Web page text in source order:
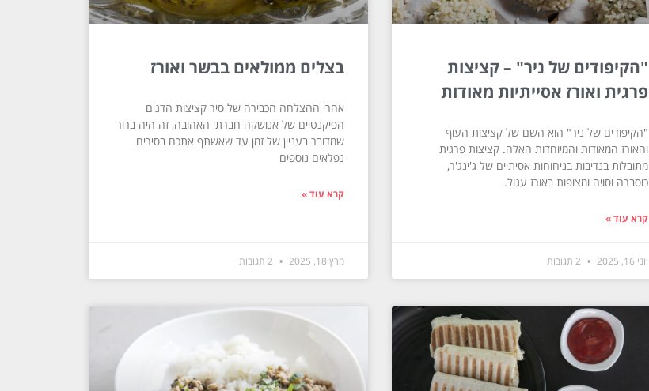
"הקיפודים של ניר" – קציצות
פרגית ואורז אסייתיות מאודות
"הקיפודים של ניר" הוא השם של קציצות העוף
והאורז המאודות והמיוחדות האלה. קציצות פרגית
מתובלות בנדיבות בניחוחות אסיתיים של ג'ינג'ר,
כוסברה וסויה ומצופות באורז עגול.
קרא עוד »
יוני 16, 2025
בצלים ממולאים בבשר ואורז
אחרי ההצלחה הכבירה של סיר קציצות הדגים
הפיקנטיים של אנושקה חברתי האהובה, זה היה ברור
שמדובר בעניין של זמן עד שאשתף אתכם בסירים
נפלאים נוספים
קרא עוד »
מרץ 18, 2025